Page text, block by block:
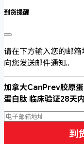
到货提醒
请在下方输入您的邮箱
向您发送邮件通知。
加拿大CanPrev胶原
蛋白肽 临床验证28天
到